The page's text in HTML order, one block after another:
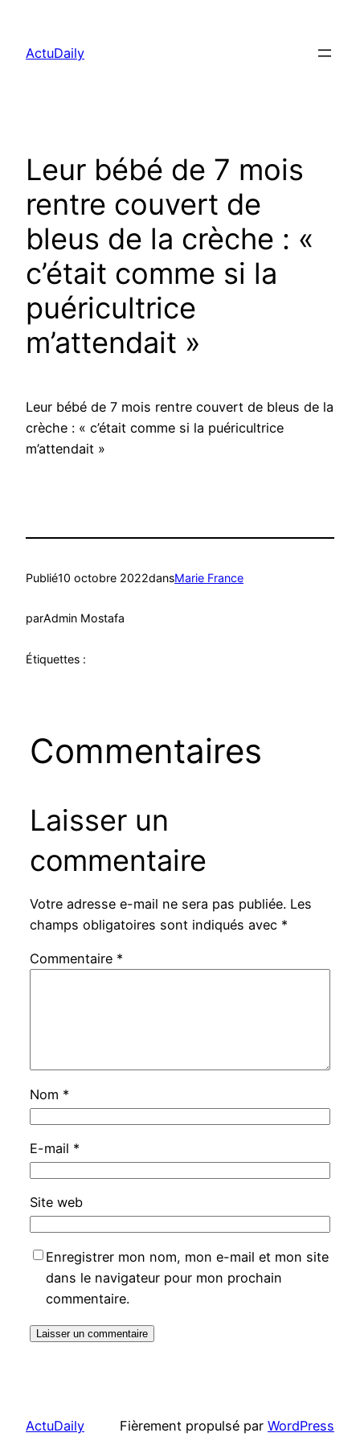
contenu
ActuDaily
Leur bébé de 7 mois
rentre couvert de
bleus de la crèche : «
c’était comme si la
puéricultrice
m’attendait »
Leur bébé de 7 mois rentre couvert de bleus de la
crèche : « c’était comme si la puéricultrice
m’attendait »
Publié10 octobre 2022dansMarie France
parAdmin Mostafa
Étiquettes :
Commentaires
Laisser un
commentaire
Votre adresse e-mail ne sera pas publiée. Les
champs obligatoires sont indiqués avec *
Commentaire *
Nom *
E-mail *
Site web
Enregistrer mon nom, mon e-mail et mon site
dans le navigateur pour mon prochain
commentaire.
ActuDaily Fièrement propulsé par WordPress